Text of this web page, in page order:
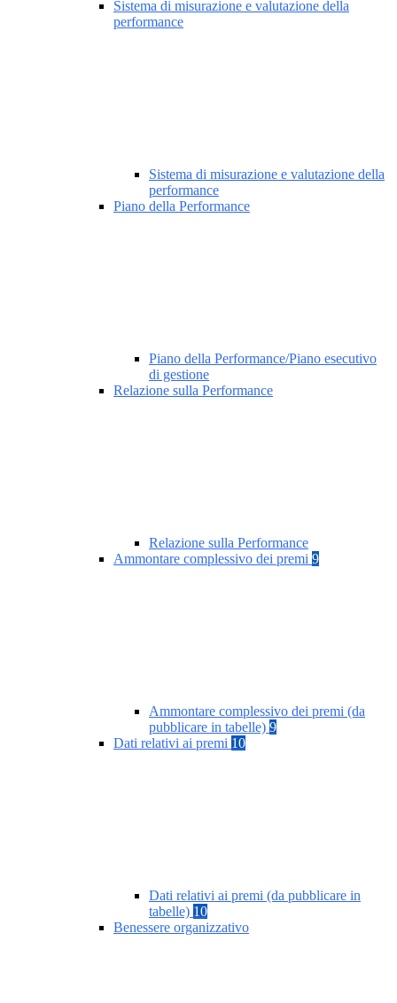
Sistema di misurazione e valutazione della
performance
Sistema di misurazione e valutazione della
performance
Piano della Performance
Piano della Performance/Piano esecutivo
di gestione
Relazione sulla Performance
Relazione sulla Performance
Ammontare complessivo dei premi 9
Ammontare complessivo dei premi (da
pubblicare in tabelle) 9
Dati relativi ai premi 10
Dati relativi ai premi (da pubblicare in
tabelle) 10
Benessere organizzativo